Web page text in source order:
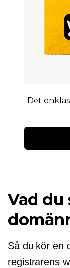
Det
Vad du
Så du kör en
registrarens